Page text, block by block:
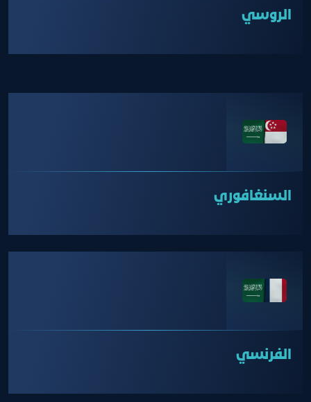
الروسي
السنغافوري
الفرنسي